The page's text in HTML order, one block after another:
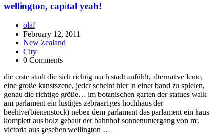
wellington, capital yeah!
olaf
February 12, 2011
New Zealand
City
0 Comments
die erste stadt die sich richtig nach stadt anfühlt, alternative leute,
eine große kunstszene, jeder scheint hier in einer band zu spielen,
genau die richtige größe… im botanischen garten der statues walk
am parlament ein lustiges zebraartiges hochhaus der
beehive(bienenstock) neben dem parlament das parlament ein haus
komplett aus holz gebaut der bahnhof sonnenuntergang von mt.
victoria aus gesehen wellington …